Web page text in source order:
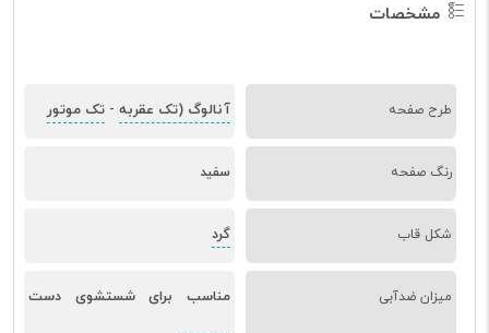
مشخصات
طرح صفحه آنالوگ (تک عقربه - تک موتور
رنگ صفحه سفید
شکل قاب گرد
میزان ضدآبی مناسب برای شستشوی دست